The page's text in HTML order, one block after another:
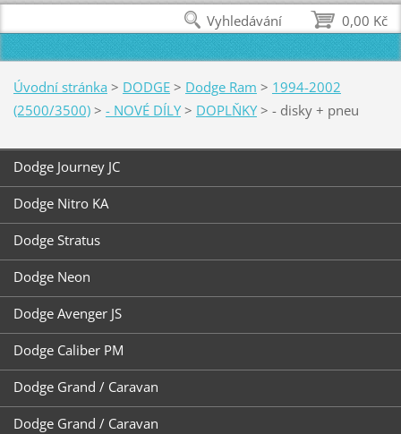
Úvodní stránka > DODGE > Dodge Ram > 1994-2002
(2500/3500) > - NOVÉ DÍLY > DOPLŇKY > - disky + pneu
Dodge Journey JC
Dodge Nitro KA
Dodge Stratus
Dodge Neon
Dodge Avenger JS
Dodge Caliber PM
Dodge Grand / Caravan
Dodge Grand / Caravan
0,00 Kč
Vyhledávání